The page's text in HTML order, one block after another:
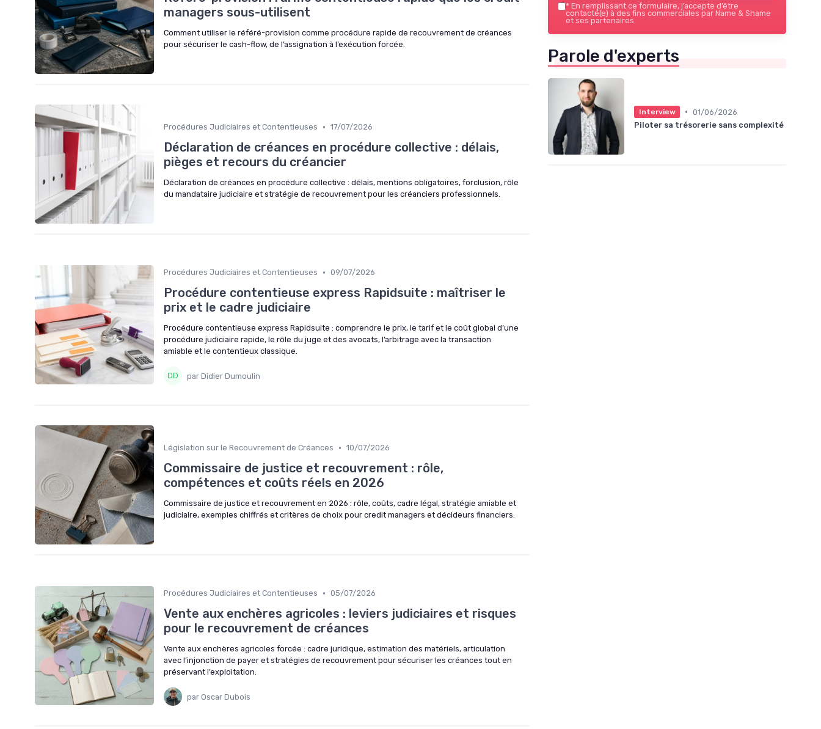
managers sous-utilisent
Comment utiliser le référé-provision comme procédure rapide de recouvrement de créances
pour sécuriser le cash-flow, de l’assignation à l’exécution forcée.
Procédures Judiciaires et Contentieuses • 17/07/2026
Déclaration de créances en procédure collective : délais,
pièges et recours du créancier
Déclaration de créances en procédure collective : délais, mentions obligatoires, forclusion, rôle
du mandataire judiciaire et stratégie de recouvrement pour les créanciers professionnels.
Procédures Judiciaires et Contentieuses • 09/07/2026
Procédure contentieuse express Rapidsuite : maîtriser le
prix et le cadre judiciaire
Procédure contentieuse express Rapidsuite : comprendre le prix, le tarif et le coût global d’une
procédure judiciaire rapide, le rôle du juge et des avocats, l’arbitrage avec la transaction
amiable et le contentieux classique.
par Didier Dumoulin
Législation sur le Recouvrement de Créances • 10/07/2026
Commissaire de justice et recouvrement : rôle,
compétences et coûts réels en 2026
Commissaire de justice et recouvrement en 2026 : rôle, coûts, cadre légal, stratégie amiable et
judiciaire, exemples chiffrés et critères de choix pour credit managers et décideurs financiers.
Procédures Judiciaires et Contentieuses • 05/07/2026
Vente aux enchères agricoles : leviers judiciaires et risques
pour le recouvrement de créances
Vente aux enchères agricoles forcée : cadre juridique, estimation des matériels, articulation
avec l’injonction de payer et stratégies de recouvrement pour sécuriser les créances tout en
préservant l’exploitation.
par Oscar Dubois
* En remplissant ce formulaire, j’accepte d’être
contacté(e) à des fins commerciales par Name & Shame
et ses partenaires.
Parole d'experts
Interview • 01/06/2026
Piloter sa trésorerie sans complexité